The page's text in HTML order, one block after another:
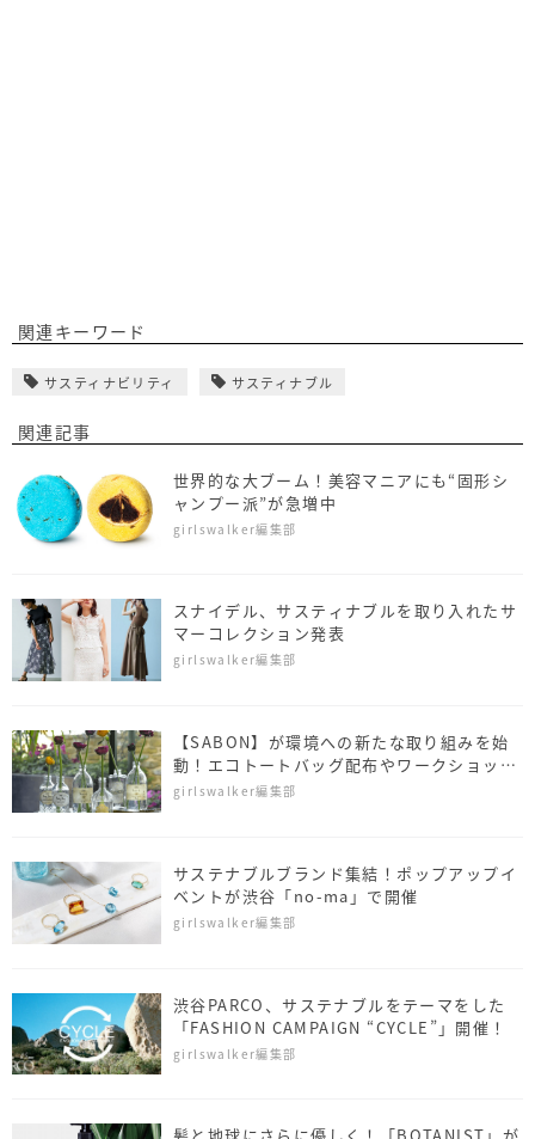
関連キーワード
サスティナビリティ サスティナブル
関連記事
世界的な大ブーム！美容マニアにも“固形シ
ャンプー派”が急増中
girlswalker編集部
スナイデル、サスティナブルを取り入れたサ
マーコレクション発表
girlswalker編集部
【SABON】が環境への新たな取り組みを始
動！エコトートバッグ配布やワークショップ
も
girlswalker編集部
サステナブルブランド集結！ポップアップイ
ベントが渋谷「no-ma」で開催
girlswalker編集部
渋谷PARCO、サステナブルをテーマをした
「FASHION CAMPAIGN “CYCLE”」開催！
girlswalker編集部